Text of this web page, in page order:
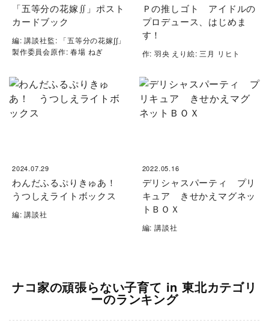
「五等分の花嫁∬」ポスト
カードブック
編: 講談社監: 「五等分の花嫁∫∫」
製作委員会原作: 春場 ねぎ
Ｐの推しゴト アイドルの
プロデュース、はじめま
す！
作: 羽央 えり絵: 三月 リヒト
2024.07.29
わんだふるぷりきゅあ！
うつしえライトボックス
編: 講談社
2022.05.16
デリシャスパーティ プリ
キュア きせかえマグネッ
トＢＯＸ
編: 講談社
ナコ家の頑張らない子育て in 東北カテゴリ
ーのランキング